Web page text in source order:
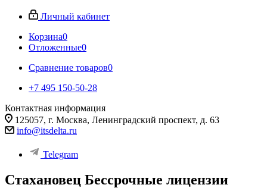
Личный кабинет
Корзина0
Отложенные0
Сравнение товаров0
+7 495 150-50-28
Контактная информация
125057, г. Москва, Ленинградский проспект, д. 63
info@itsdelta.ru
Telegram
Стахановец Бессрочные лицензии